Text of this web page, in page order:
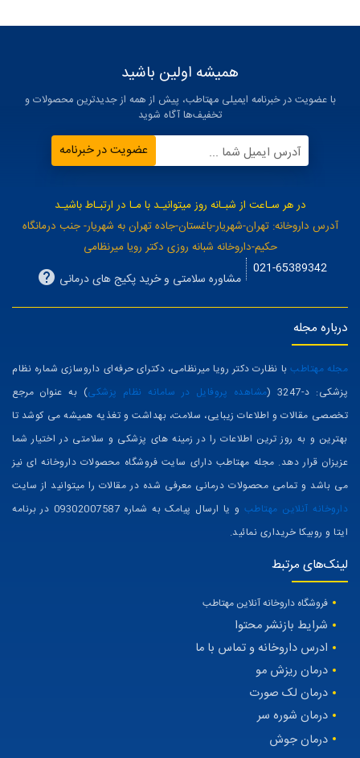
همیشه اولین باشید
با عضویت در خبرنامه ایمیلی مهتاطب، پیش از همه از جدیدترین محصولات و
تخفیف‌ها آگاه شوید
آدرس ایمیل شما ... عضویت در خبرنامه
در هر سـاعت از شبـانه روز میتوانیـد با مـا در ارتبـاط باشیـد
آدرس داروخانه: تهران-شهریار-باغستان-جاده تهران به شهریار- جنب درمانگاه
حکیم-داروخانه شبانه روزی دکتر رویا میرنظامی
021-65389342
مشاوره سلامتی و خرید پکیج های درمانی
درباره مجله
مجله مهتاطببا نظارت دکتر رویا میرنظامی، دکترای حرفه‌ای داروسازی شماره نظام
پزشکی: د-3247 (
مشاهده پروفایل در سامانه نظام پزشکی) به عنوان مرجع
تخصصی مقالات و اطلاعات زیبایی، سلامت، بهداشت و تغذیه همیشه می کوشد تا
بهترین و به روز ترین اطلاعات را در زمینه های پزشکی و سلامتی در اختیار شما
عزیزان قرار دهد. مجله مهتاطب دارای سایت فروشگاه محصولات داروخانه ای نیز
می باشد و تمامی محصولات درمانی معرفی شده در مقالات را میتوانید از سایت
داروخانه آنلاین مهتاطب
و یا ارسال پیامک به شماره 09302007587 در برنامه
ایتا و روبیکا خریداری نمائید.
لینک‌های مرتبط
فروشگاه داروخانه آنلاین مهتاطب
شرایط بازنشر محتوا
ادرس داروخانه و تماس با ما
درمان ریزش مو
درمان لک صورت
درمان شوره سر
درمان جوش